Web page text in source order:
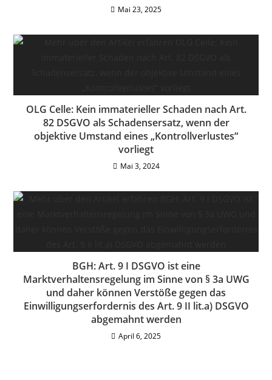
Mai 23, 2025
OLG Celle: Kein immaterieller Schaden nach Art.
82 DSGVO als Schadensersatz, wenn der
objektive Umstand eines „Kontrollverlustes“
vorliegt
Mai 3, 2024
BGH: Art. 9 I DSGVO ist eine
Marktverhaltensregelung im Sinne von § 3a UWG
und daher können Verstöße gegen das
Einwilligungserfordernis des Art. 9 II lit.a) DSGVO
abgemahnt werden
April 6, 2025